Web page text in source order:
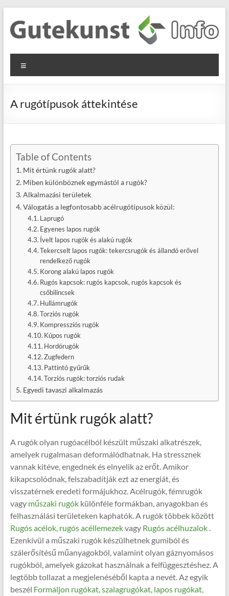
content
Gutekunst
Formfedern
GmbH
Informationen
Flachmaterial
A rugótípusok áttekintése
Table of Contents
Mit értünk rugók alatt?
Miben különböznek egymástól a rugók?
Alkalmazási területek
Válogatás a legfontosabb acélrugótípusok közül:
Laprugó
Egyenes lapos rugók
Ívelt lapos rugók és alakú rugók
Tekercselt lapos rugók: tekercsrugók és állandó erővel
rendelkező rugók
Korong alakú lapos rugók
Rugós kapcsok: rugós kapcsok, rugós kapcsok és
csőbilincsek
Hullámrugók
Torziós rugók
Kompressziós rugók
Kúpos rugók
Hordórugók
Zugfedern
Pattintó gyűrűk
Torziós rugók: torziós rudak
Egyedi tavaszi alkalmazás
Mit értünk rugók alatt?
A rugók olyan rugóacélból készült műszaki alkatrészek,
amelyek rugalmasan deformálódhatnak. Ha stressznek
vannak kitéve, engednek és elnyelik az erőt. Amikor
kikapcsolódnak, felszabadítják ezt az energiát, és
visszatérnek eredeti formájukhoz. Acélrugók, fémrugók
vagyműszaki rugókkülönféle formákban, anyagokban és
felhasználási területeken kaphatók. A rugók többek között
Rugós acélok, rugós acéllemezekvagyRugós acélhuzalok.
Ezenkívül a műszaki rugók készülhetnek gumiból és
szálerősítésű műanyagokból, valamint olyan gáznyomásos
rugókból, amelyek gázokat használnak a felfüggesztéshez. A
legtöbb tollazat a megjelenéséből kapta a nevét. Az egyik
beszél Formáljon rugókat, szalagrugókat, lapos rugókat,